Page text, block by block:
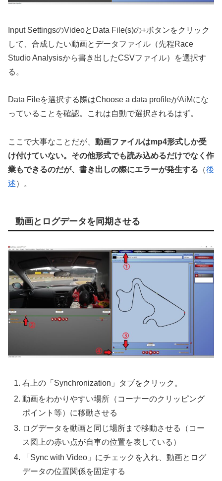
Input SettingsのVideoとData File(s)の+ボタンをクリック
して、合成したい動画とデータファイル（先程Race
Studio Analysisから書き出したCSVファイル）を選択す
る。
Data Fileを選択する際はChoose a data profileがAiMにな
っていることを確認。これは自動で選択されるはず。
ここで大事なことだが、 動画ファイルはmp4形式しか受
け付けていない。その他形式でも読み込めるだけでなく作
業もできるのだが、書き出しの際にエラーが発生する （後
述）。
動画とログデータを同期させる
右上の「Synchronization」タブをクリック。
動画をわかりやすい場所（コーナーのクリッピング
ポイント等）に移動させる
ログデータを動画と同じ場所まで移動させる（コー
ス図上の赤い点が自車の位置を表している）
「Sync with Video」にチェックを入れ、動画とログ
データの位置関係を固定する